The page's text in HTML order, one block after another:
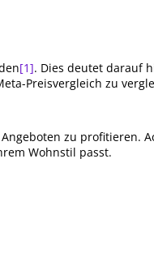
[1]. Dies deutet darauf
Preisvergleich zu
zu profitieren.
Wohnstil passt.